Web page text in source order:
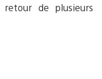
de plusieurs